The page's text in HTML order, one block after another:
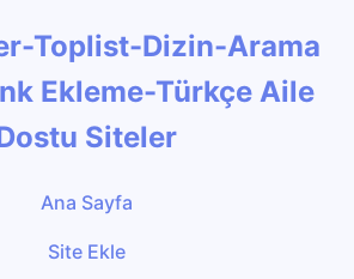
Toplist-Dizin-Arama
Ekleme-Türkçe Aile
Siteler
Ana Sayfa
Site Ekle